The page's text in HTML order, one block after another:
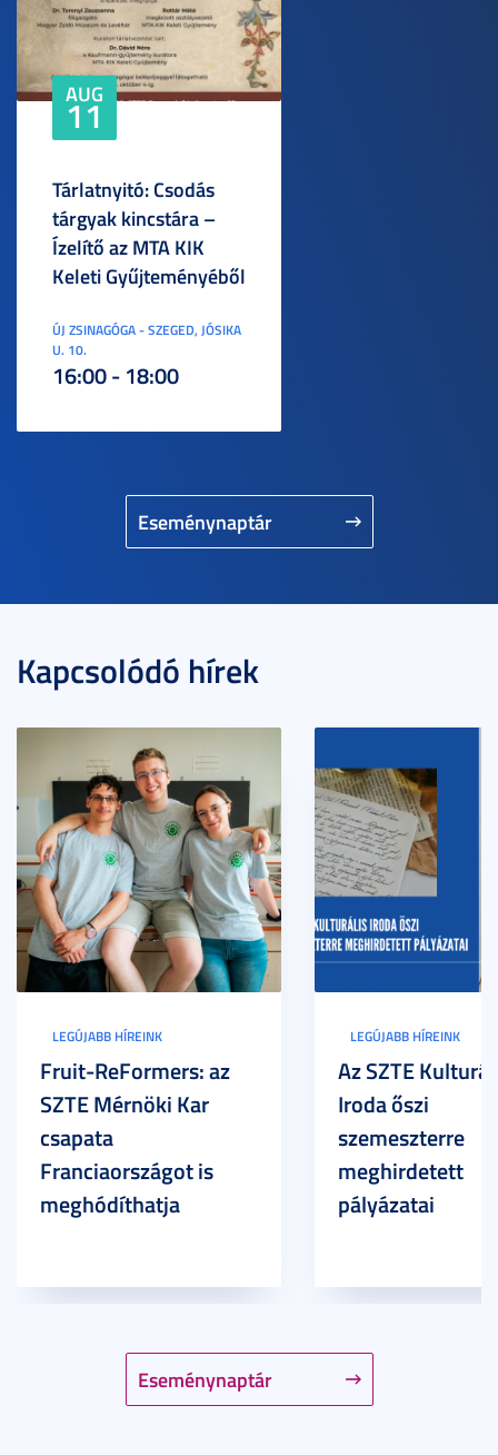
Eseménynaptár
AUG
11
Tárlatnyitó: Csodás
tárgyak kincstára –
Ízelítő az MTA KIK
Keleti Gyűjteményéből
ÚJ ZSINAGÓGA - SZEGED, JÓSIKA
U. 10.
16:00 - 18:00
Kapcsolódó hírek
Eseménynaptár
LEGÚJABB HÍREINK
Fruit-ReFormers: az
SZTE Mérnöki Kar
csapata
Franciaországot is
meghódíthatja
LEGÚJABB HÍREINK
Az SZTE
Iroda őszi
szemeszterre
meghirdetett
pályázatai